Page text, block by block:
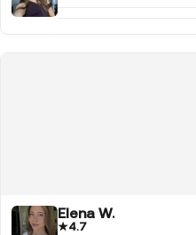
Elena W.
★4.7